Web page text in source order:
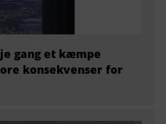
gang et kæmpe
konsekvenser for